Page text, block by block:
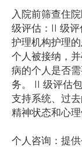
入院前筛查住
级评估：II 级
护理机构护理
个人被接纳，
病的个人是否
务。 II 级评估
支持系统、过
精神状态和心理
个人咨询：提